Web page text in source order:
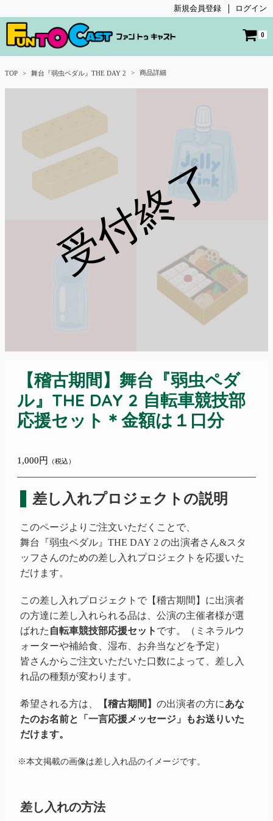
新規会員登録 ログイン
0
TOP 舞台『弱虫ペダル』THE DAY 2 商品詳細
受付終了
【稽古期間】舞台『弱虫ペダ
ル』THE DAY 2 自転車競技部
応援セット＊金額は１口分
1,000円 （税込）
差し入れプロジェクトの説明
このページよりご注文いただくことで、
舞台『弱虫ペダル』THE DAY 2 の出演者さん&スタ
ッフさんのための差し入れプロジェクトを応援いた
だけます。
この差し入れプロジェクトで【稽古期間】に出演者
の方達に差し入れられる品は、公演の主催者様が選
ばれた 自転車競技部応援セット です。（ミネラルウ
ォーターや補給食、湿布、お弁当などを予定）
皆さんからご注文いただいた口数によって、差し入
れ品の種類が変わります。
希望される方は、 【稽古期間】 の出演者の方にあな
たのお名前と「一言応援メッセージ」もお送りいた
だけます。
※本文掲載の画像は差し入れ品のイメージです。
差し入れの方法